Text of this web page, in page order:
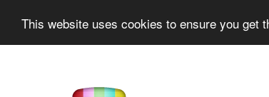
This website uses cookies to ensure you get